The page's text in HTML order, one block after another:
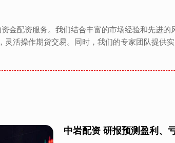
金配资服务。我们结合丰富的市场经验和先进
活操作期货交易。同时，我们的专家团队提供
中岩配资 研报预测盈利、